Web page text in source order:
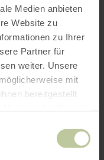
Medien anbieten
Website zu
zu Ihrer
Partner für
weiter. Unsere
mit
bereitgestellt